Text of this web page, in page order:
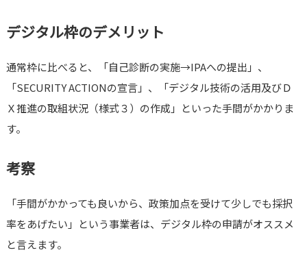
デジタル枠のデメリット
通常枠に比べると、「自己診断の実施→IPAへの提出」、
「SECURITY ACTIONの宣言」、「デジタル技術の活用及びＤ
Ｘ推進の取組状況（様式３）の作成」といった手間がかかりま
す。
考察
「手間がかかっても良いから、政策加点を受けて少しでも採択
率をあげたい」という事業者は、デジタル枠の申請がオススメ
と言えます。